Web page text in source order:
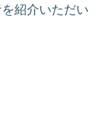
紹介いただい